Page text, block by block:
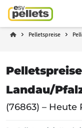
Pelletspreise
Landau/
(76863) – Heute